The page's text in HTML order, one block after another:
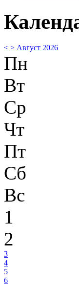
< > Август 2026
Пн
Вт
Ср
Чт
Пт
Сб
Вс
1
2
3
4
5
6